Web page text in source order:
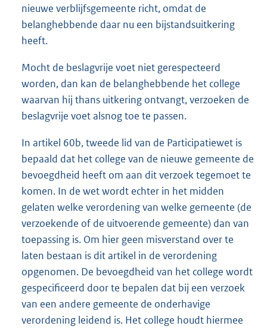
nieuwe verblijfsgemeente richt, omdat de
belanghebbende daar nu een bijstandsuitkering
heeft.
Mocht de beslagvrije voet niet gerespecteerd
worden, dan kan de belanghebbende het college
waarvan hij thans uitkering ontvangt, verzoeken de
beslagvrije voet alsnog toe te passen.
In artikel 60b, tweede lid van de Participatiewet is
bepaald dat het college van de nieuwe gemeente de
bevoegdheid heeft om aan dit verzoek tegemoet te
komen. In de wet wordt echter in het midden
gelaten welke verordening van welke gemeente (de
verzoekende of de uitvoerende gemeente) dan van
toepassing is. Om hier geen misverstand over te
laten bestaan is dit artikel in de verordening
opgenomen. De bevoegdheid van het college wordt
gespecificeerd door te bepalen dat bij een verzoek
van een andere gemeente de onderhavige
verordening leidend is. Het college houdt hiermee